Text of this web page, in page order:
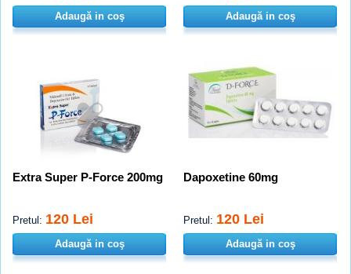
Adaugă in coş Adaugă in coş
Extra Super P-Force 200mg
Pretul: 120 Lei
Adaugă in coş
Dapoxetine 60mg
Pretul: 120 Lei
Adaugă in coş